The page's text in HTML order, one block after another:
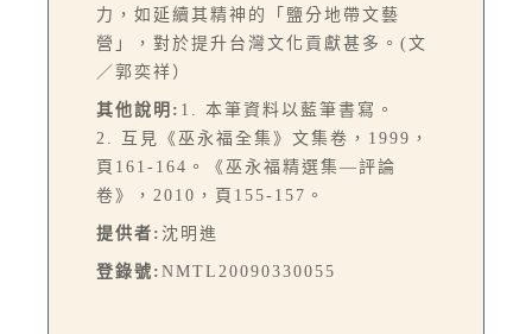
力，如延續其精神的「鹽分地帶文藝
營」，對於提升台灣文化貢獻甚多。(文
／郭奕祥）
其他說明: 1. 本筆資料以藍筆書寫。
2. 互見《巫永福全集》文集卷，1999，
頁161-164。《巫永福精選集—評論
卷》，2010，頁155-157。
提供者: 沈明進
登錄號: NMTL20090330055